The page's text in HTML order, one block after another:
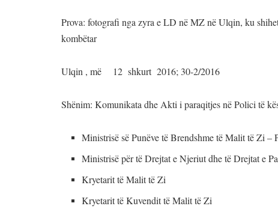
Prova: fotografi nga zyra e LD në MZ në Ulqin, ku
kombëtar
Ulqin , më 12 shkurt 2016; 30-2/2016
Shënim: Komunikata dhe Akti i paraqitjes në Polici të
Ministrisë së Punëve të Brendshme të Malit të Zi –
Ministrisë për të Drejtat e Njeriut dhe të Drejtat e
Kryetarit të Malit të Zi
Kryetarit të Kuvendit të Malit të Zi